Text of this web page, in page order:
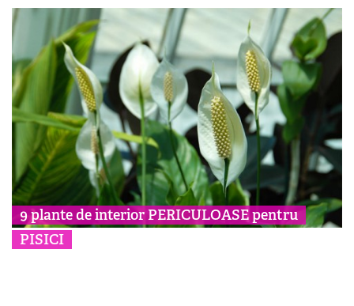
9 plante de interior PERICULOASE pentru
PISICI